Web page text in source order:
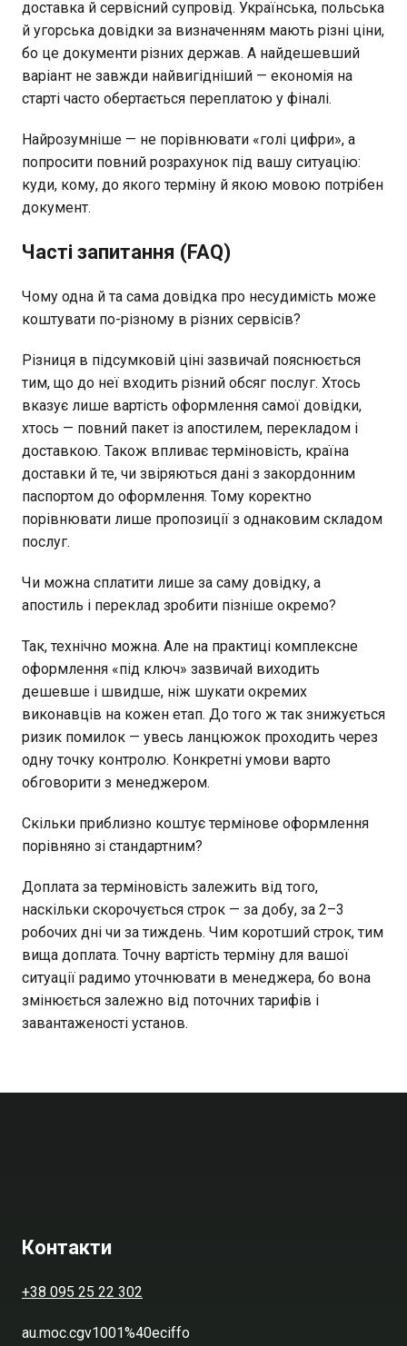
доставка й сервісний супровід. Українська, польська
й угорська довідки за визначенням мають різні ціни,
бо це документи різних держав. А найдешевший
варіант не завжди найвигідніший — економія на
старті часто обертається переплатою у фіналі.
Найрозумніше — не порівнювати «голі цифри», а
попросити повний розрахунок під вашу ситуацію:
куди, кому, до якого терміну й якою мовою потрібен
документ.
Часті запитання (FAQ)
Чому одна й та сама довідка про несудимість може
коштувати по-різному в різних сервісів?
Різниця в підсумковій ціні зазвичай пояснюється
тим, що до неї входить різний обсяг послуг. Хтось
вказує лише вартість оформлення самої довідки,
хтось — повний пакет із апостилем, перекладом і
доставкою. Також впливає терміновість, країна
доставки й те, чи звіряються дані з закордонним
паспортом до оформлення. Тому коректно
порівнювати лише пропозиції з однаковим складом
послуг.
Чи можна сплатити лише за саму довідку, а
апостиль і переклад зробити пізніше окремо?
Так, технічно можна. Але на практиці комплексне
оформлення «під ключ» зазвичай виходить
дешевше і швидше, ніж шукати окремих
виконавців на кожен етап. До того ж так знижується
ризик помилок — увесь ланцюжок проходить через
одну точку контролю. Конкретні умови варто
обговорити з менеджером.
Скільки приблизно коштує термінове оформлення
порівняно зі стандартним?
Доплата за терміновість залежить від того,
наскільки скорочується строк — за добу, за 2–3
робочих дні чи за тиждень. Чим коротший строк, тим
вища доплата. Точну вартість терміну для вашої
ситуації радимо уточнювати в менеджера, бо вона
змінюється залежно від поточних тарифів і
завантаженості установ.
Контакти
+38 095 25 22 302
au.moc.cgv1001%40eciffo